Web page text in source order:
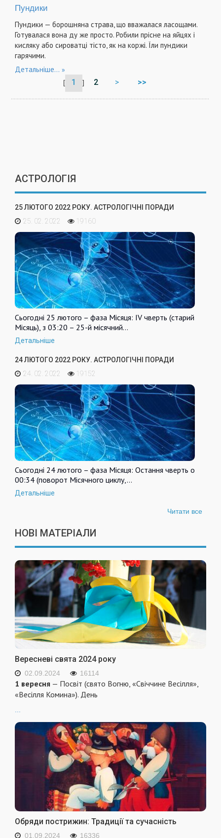
Пундики
Пундики — борошняна страва, що вважалася ласощами.
Готувалася вона ду же просто. Робили прісне на яйцях і
кисляку або сироватці тісто, як на коржі. Їли пундики
гарячими.
Детальніше...
[ 1 ] 2 > >>
АСТРОЛОГІЯ
25 ЛЮТОГО 2022 РОКУ. АСТРОЛОГІЧНІ ПОРАДИ
25. 02. 2022
19160
Сьогодні 25 лютого – фаза Місяця: IV чверть (старий
Місяць), з 03:20 – 25-й місячний…
Детальніше
24 ЛЮТОГО 2022 РОКУ. АСТРОЛОГІЧНІ ПОРАДИ
24. 02. 2022
19152
Сьогодні 24 лютого – фаза Місяця: Остання чверть о
00:34 (поворот Місячного циклу,…
Детальніше
Читати все
НОВІ МАТЕРІАЛИ
Вересневі свята 2024 року
02.09.2024 16114
1 вересня — Посвіт (свято Вогню, «Свіччине Весілля»,
«Весілля Комина»). День
...
Обряди пострижин: Традиції та сучасність
01.09.2024 16336